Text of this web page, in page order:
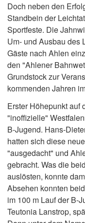
Doch neben den
Standbein der
Sportfeste. Die
Um- und Ausbau des
Gäste nach Ahlen
den "Ahlener
Grundstock zur
kommenden Jahren
Erster Höhepunkt auf
"inoffizielle"
B-Jugend. Hans-
hatten sich diese
"ausgedacht" und
gebracht. Was die
auslösten, konnte
Absehen konnten
im 100 m Lauf der B-
Teutonia Lanstrop,